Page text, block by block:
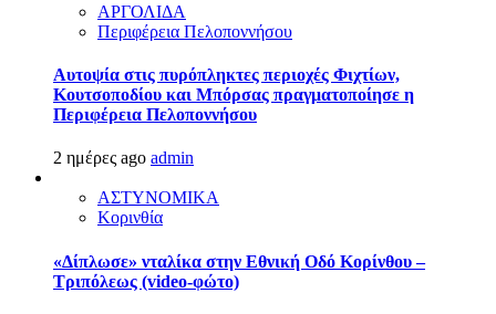
ΑΡΓΟΛΙΔΑ
Περιφέρεια Πελοποννήσου
Αυτοψία στις πυρόπληκτες περιοχές Φιχτίων,
Κουτσοποδίου και Μπόρσας πραγματοποίησε η
Περιφέρεια Πελοποννήσου
2 ημέρες ago admin
ΑΣΤΥΝΟΜΙΚΑ
Κορινθία
«Δίπλωσε» νταλίκα στην Εθνική Oδό Κορίνθου –
Τριπόλεως (video-φώτο)